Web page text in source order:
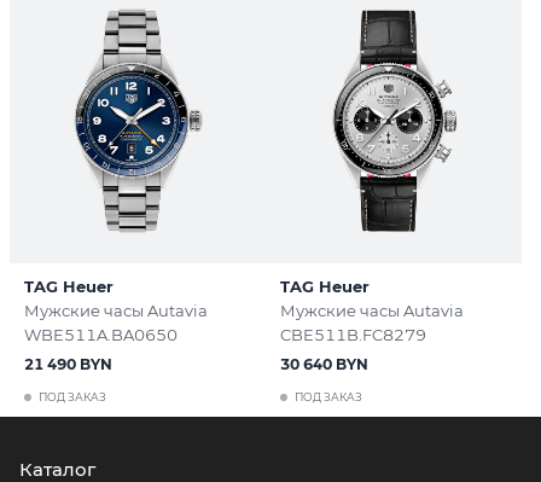
TAG Heuer
Мужские часы Autavia
WBE511A.BA0650
ПОД ЗАКАЗ
21 490 BYN
TAG Heuer
Мужские часы Autavia
CBE511B.FC8279
ПОД ЗАКАЗ
30 640 BYN
Каталог